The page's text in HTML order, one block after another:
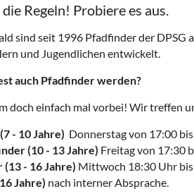
Regeln! Probiere es aus.
sind seit 1996 Pfadfinder der DPSG
und Jugendlichen entwickelt.
auch Pfadfinder werden?
doch einfach mal vorbei! Wir treffen
- 10 Jahre) Donnerstag von 17:00
(10 - 13 Jahre) Freitag von 17:30
- 16 Jahre) Mittwoch 18:30 Uhr
Jahre) nach interner Absprache.